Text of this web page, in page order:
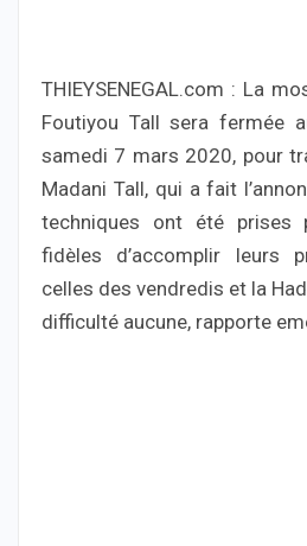
THIEYSENEGAL.com : La
Foutiyou Tall sera fermée
samedi 7 mars 2020, pour
Madani Tall, qui a fait
techniques ont été prises
fidèles d’accomplir leurs
celles des vendredis et la
difficulté aucune, rapporte